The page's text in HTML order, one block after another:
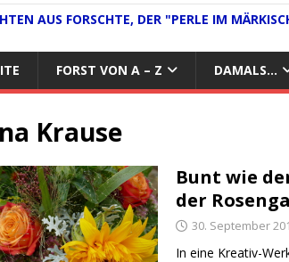
AUS FORSCHTE, DER "PERLE IM
FORST VON A – Z DAMALS…
Krause
Bunt wie
der
30. September
In eine Kreativ-